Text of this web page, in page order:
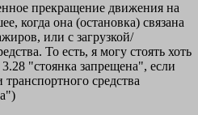
прекращение движения на
когда она (остановка) связана
или с загрузкой/
То есть, я могу стоять хоть
3.28 "стоянка запрещена", если
средства